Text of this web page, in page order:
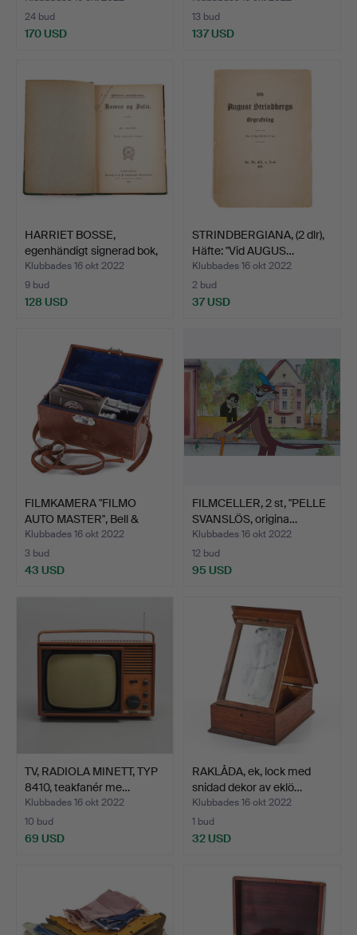
24 bud
170 USD
13 bud
137 USD
HARRIET BOSSE,
egenhändigt signerad bok,
R…
Klubbades 16 okt 2022
9 bud
128 USD
STRINDBERGIANA, (2 dlr),
Häfte: "Vid AUGUS…
Klubbades 16 okt 2022
2 bud
37 USD
FILMKAMERA "FILMO
AUTO MASTER", Bell &
How…
Klubbades 16 okt 2022
3 bud
43 USD
FILMCELLER, 2 st, "PELLE
SVANSLÖS, origina…
Klubbades 16 okt 2022
12 bud
95 USD
TV, RADIOLA MINETT, TYP
8410, teakfanér me…
Klubbades 16 okt 2022
10 bud
69 USD
RAKLÅDA, ek, lock med
snidad dekor av eklö…
Klubbades 16 okt 2022
1 bud
32 USD